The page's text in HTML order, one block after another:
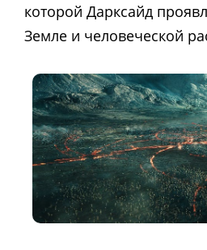
которой Дарксайд
Земле и человеческой